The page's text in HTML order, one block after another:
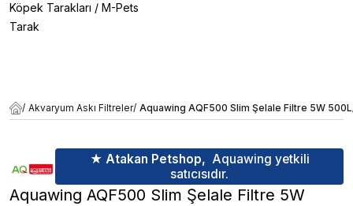
Köpek Tarakları / M-Pets
Tarak
/ Akvaryum Askı Filtreler/ Aquawing AQF500 Slim Şelale Filtre 5W
★ Atakan Petshop, Aquawing yetkili
satıcısıdır.
Aquawing AQF500 Slim Şelale Filtre 5W